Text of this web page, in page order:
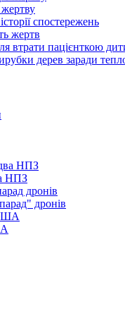
спостережень
жертв
втрати пацієнткою
дерев заради
НПЗ
дронів